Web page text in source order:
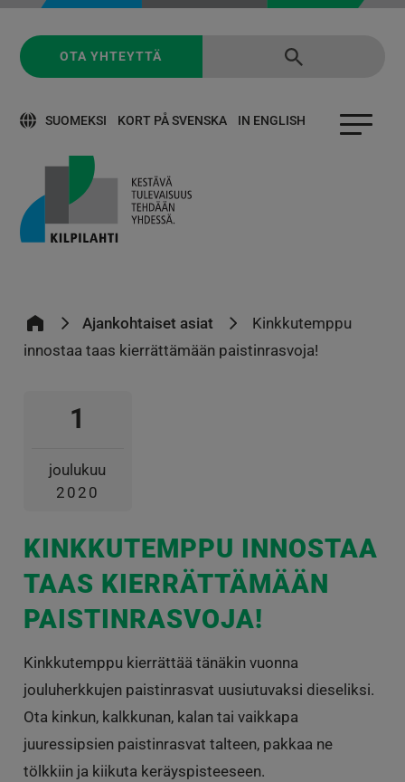
SUOMEKSI KORT PÅ SVENSKA IN ENGLISH
OTA YHTEYTTÄ
Ajankohtaiset asiat
Kinkkutemppu
innostaa taas kierrättämään paistinrasvoja!
1
joulukuu
2020
KINKKUTEMPPU INNOSTAA
TAAS KIERRÄTTÄMÄÄN
PAISTINRASVOJA!
Kinkkutemppu kierrättää tänäkin vuonna
jouluherkkujen paistinrasvat uusiutuvaksi dieseliksi.
Ota kinkun, kalkkunan, kalan tai vaikkapa
juuressipsien paistinrasvat talteen, pakkaa ne
tölkkiin ja kiikuta keräyspisteeseen.